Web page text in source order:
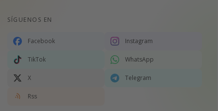
SÍGUENOS EN
Facebook Instagram
TikTok WhatsApp
X Telegram
Rss